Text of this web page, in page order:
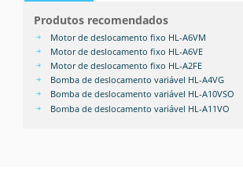
Produtos recomendados
Motor de deslocamento fixo HL-A6VM
Motor de deslocamento fixo HL-A6VE
Motor de deslocamento fixo HL-A2FE
Bomba de deslocamento variável HL-A4VG
Bomba de deslocamento variável HL-A10VSO
Bomba de deslocamento variável HL-A11VO